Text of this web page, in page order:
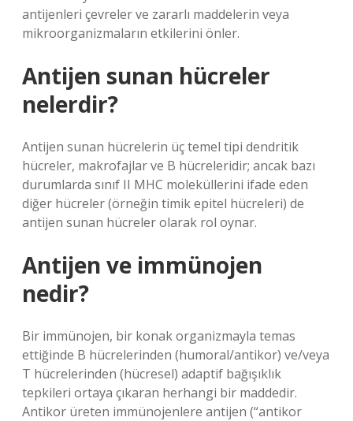
antijenleri çevreler ve zararlı maddelerin veya
mikroorganizmaların etkilerini önler.
Antijen sunan hücreler
nelerdir?
Antijen sunan hücrelerin üç temel tipi dendritik
hücreler, makrofajlar ve B hücreleridir; ancak bazı
durumlarda sınıf II MHC moleküllerini ifade eden
diğer hücreler (örneğin timik epitel hücreleri) de
antijen sunan hücreler olarak rol oynar.
Antijen ve immünojen
nedir?
Bir immünojen, bir konak organizmayla temas
ettiğinde B hücrelerinden (humoral/antikor) ve/veya
T hücrelerinden (hücresel) adaptif bağışıklık
tepkileri ortaya çıkaran herhangi bir maddedir.
Antikor üreten immünojenlere antijen (“antikor